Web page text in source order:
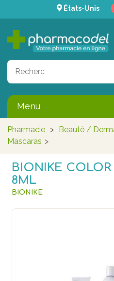
États-Unis
Menu
Pharmacie > Beauté /
Mascaras >
BIONIKE COLOR
8ML
BIONIKE